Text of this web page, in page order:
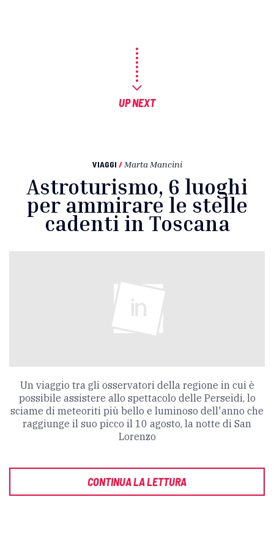
UP NEXT
VIAGGI / Marta Mancini
Astroturismo, 6 luoghi
per ammirare le stelle
cadenti in Toscana
Un viaggio tra gli osservatori della regione in cui è
possibile assistere allo spettacolo delle Perseidi, lo
sciame di meteoriti più bello e luminoso dell'anno che
raggiunge il suo picco il 10 agosto, la notte di San
Lorenzo
CONTINUA LA LETTURA